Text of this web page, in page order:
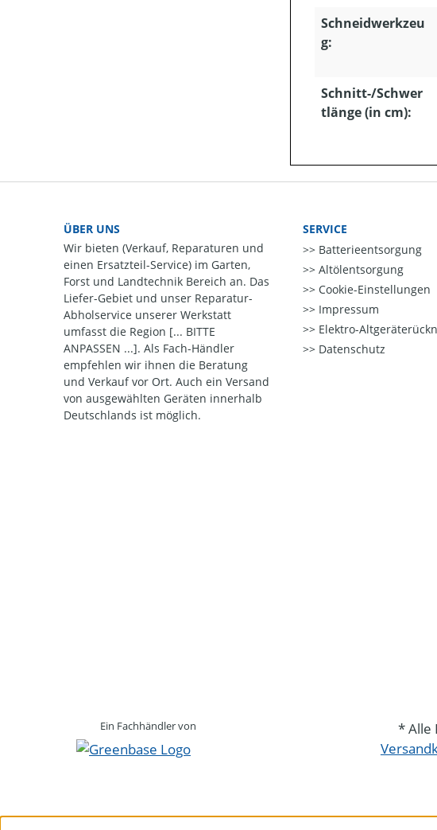
Schneidwerkzeu
g:
Schnitt-/Schwer
tlänge (in cm):
ÜBER UNS
Wir bieten (Verkauf, Reparaturen und
einen Ersatzteil-Service) im Garten,
Forst und Landtechnik Bereich an. Das
Liefer-Gebiet und unser Reparatur-
Abholservice unserer Werkstatt
umfasst die Region [... BITTE
ANPASSEN ...]. Als Fach-Händler
empfehlen wir ihnen die Beratung
und Verkauf vor Ort. Auch ein Versand
von ausgewählten Geräten innerhalb
Deutschlands ist möglich.
SERVICE
Batterieentsorgung
Altölentsorgung
Cookie-Einstellungen
Impressum
Elektro-
Datenschutz
Ein Fachhändler von
* Alle